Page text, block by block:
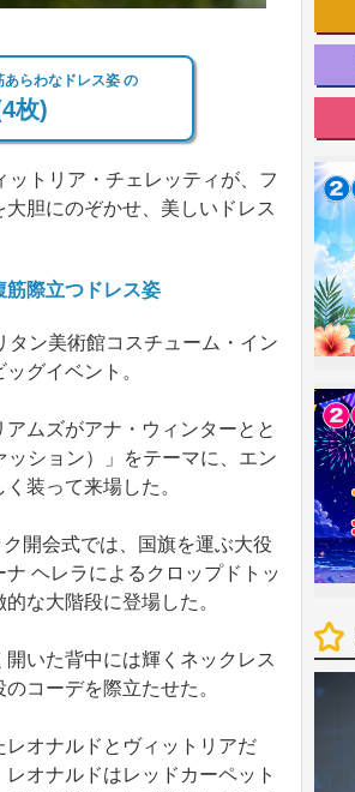
らわなドレス姿 の
枚)
トリア・チェレッティが、フ
胆にのぞかせ、美しいドレス
際立つドレス姿
ン美術館コスチューム・イン
グイベント。
ムズがアナ・ウィンターとと
ション）」をテーマに、エン
装って来場した。
開会式では、国旗を運ぶ大役
ヘレラによるクロップドトッ
な大階段に登場した。
いた背中には輝くネックレス
コーデを際立たせた。
オナルドとヴィットリアだ
オナルドはレッドカーペット